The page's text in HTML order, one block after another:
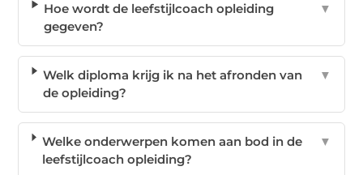
Hoe wordt de leefstijlcoach opleiding
gegeven?
▼
Welk diploma krijg ik na het afronden van
de opleiding?
▼
Welke onderwerpen komen aan bod in de
leefstijlcoach opleiding?
▼